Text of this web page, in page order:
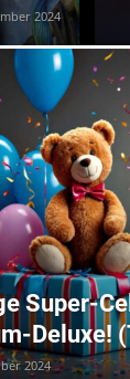
2024
Super-
Deluxe!
2024